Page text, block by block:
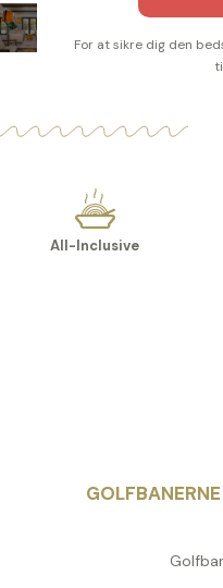
For at sikre dig den
All-Inclusive
GOLFBANERNE